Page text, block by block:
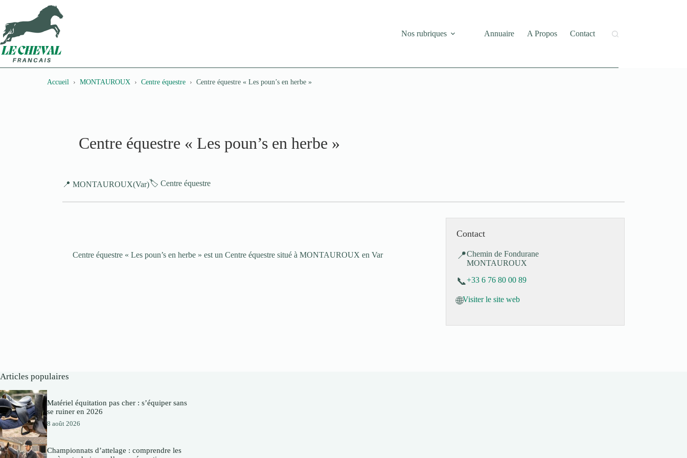
contenu
Nos rubriques
Annuaire A Propos Contact
Accueil MONTAUROUX Centre équestre Centre équestre « Les poun’s en herbe »
Centre équestre « Les poun’s en herbe »
📍 MONTAUROUX(Var)🏷️ Centre équestre
Centre équestre « Les poun’s en herbe » est un Centre équestre situé à MONTAUROUX en Var
Contact
📍Chemin de Fondurane
MONTAUROUX
📞+33 6 76 80 00 89
🌐Visiter le site web
Articles populaires
Matériel équitation pas cher : s’équiper sans
se ruiner en 2026
8 août 2026
Championnats d’attelage : comprendre les